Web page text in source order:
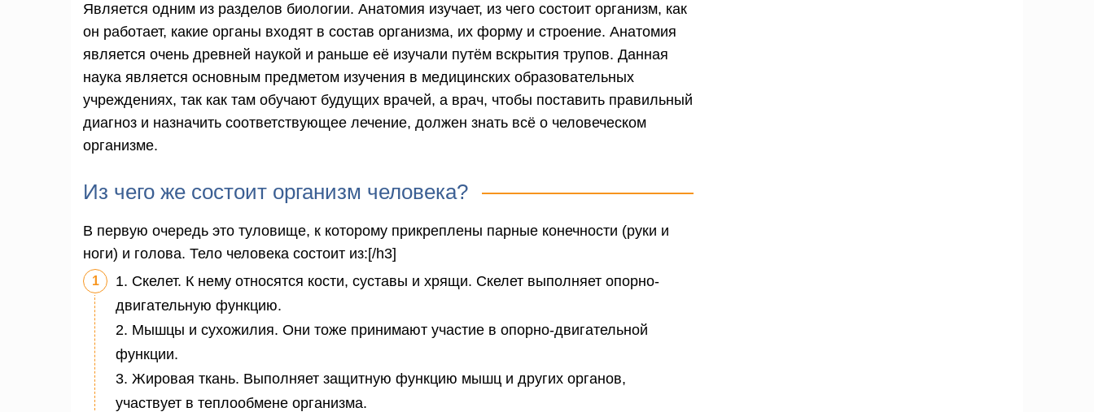
Является одним из разделов биологии. Анатомия изучает, из чего состоит организм, как
он работает, какие органы входят в состав организма, их форму и строение. Анатомия
является очень древней наукой и раньше её изучали путём вскрытия трупов. Данная
наука является основным предметом изучения в медицинских образовательных
учреждениях, так как там обучают будущих врачей, а врач, чтобы поставить правильный
диагноз и назначить соответствующее лечение, должен знать всё о человеческом
организме.
Из чего же состоит организм человека?
В первую очередь это туловище, к которому прикреплены парные конечности (руки и
ноги) и голова. Тело человека состоит из:[/h3]
1. Скелет. К нему относятся кости, суставы и хрящи. Скелет выполняет опорно-
двигательную функцию.
2. Мышцы и сухожилия. Они тоже принимают участие в опорно-двигательной
функции.
3. Жировая ткань. Выполняет защитную функцию мышц и других органов,
участвует в теплообмене организма.